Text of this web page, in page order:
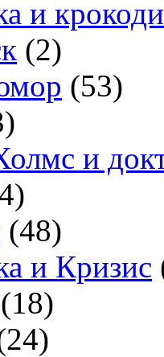
и
(2)
(53)
и
(48)
и Кризис
(18)